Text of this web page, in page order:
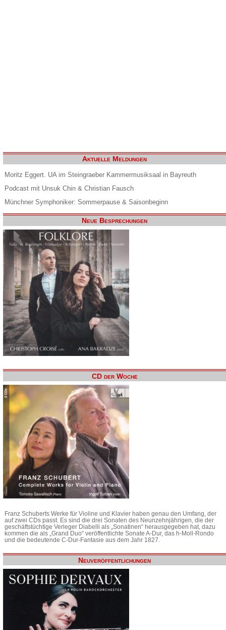
Aktuelle Meldungen
Moritz Eggert. UA im Steingraeber Kammermusiksaal in Bayreuth
Podcast mit Unsuk Chin & Christian Fausch
Münchner Symphoniker: Sommerpause & Saisonbeginn
Neue Besprechungen
CD der Woche
Franz Schuberts Werke für Violine und Klavier haben genau den Umfang, der
auf zwei CDs passt. Es sind die drei Sonaten des Neunzehnjährigen, die der
geschäftstüchtige Verleger Diabelli als „Sonatinen“ herausgegeben hat, dazu
kommen die als „Grand Duo“ veröffentlichte Sonate A-Dur, das h-Moll-Rondo
und die bedeutende C-Dur-Fantasie aus dem Jahr 1827.
Neuveröffentlichungen